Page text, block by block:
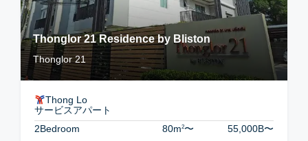
Thonglor 21 Residence by Bliston
Thonglor 21
Thong Lo
サービスアパート
2Bedroom
80m2〜 55,000B〜